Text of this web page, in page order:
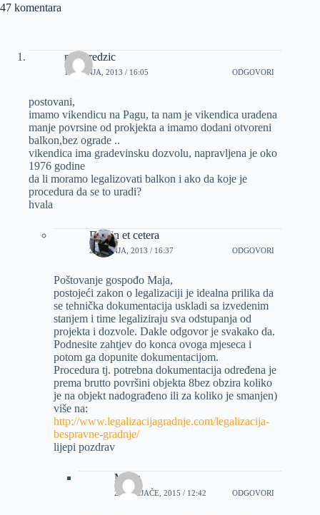
47 komentara
maja redzic
18 LIPNJA, 2013 / 16:05 ODGOVORI
postovani,
imamo vikendicu na Pagu, ta nam je vikendica uradena
manje povrsine od prokjekta a imamo dodani otvoreni
balkon,bez ograde ..
vikendica ima gradevinsku dozvolu, napravljena je oko
1976 godine
da li moramo legalizovati balkon i ako da koje je
procedura da se to uradi?
hvala
Dizajn et cetera
21 LIPNJA, 2013 / 16:37 ODGOVORI
Poštovanje gospođo Maja,
postojeći zakon o legalizaciji je idealna prilika da
se tehnička dokumentacija uskladi sa izvedenim
stanjem i time legaliziraju sva odstupanja od
projekta i dozvole. Dakle odgovor je svakako da.
Podnesite zahtjev do konca ovoga mjeseca i
potom ga dopunite dokumentacijom.
Procedura tj. potrebna dokumentacija određena je
prema brutto površini objekta 8bez obzira koliko
je na objekt nadograđeno ili za koliko je smanjen)
više na:
http://www.legalizacijagradnje.com/legalizacija-
bespravne-gradnje/
lijepi pozdrav
Milan
21 VELJAČE, 2015 / 12:42 ODGOVORI